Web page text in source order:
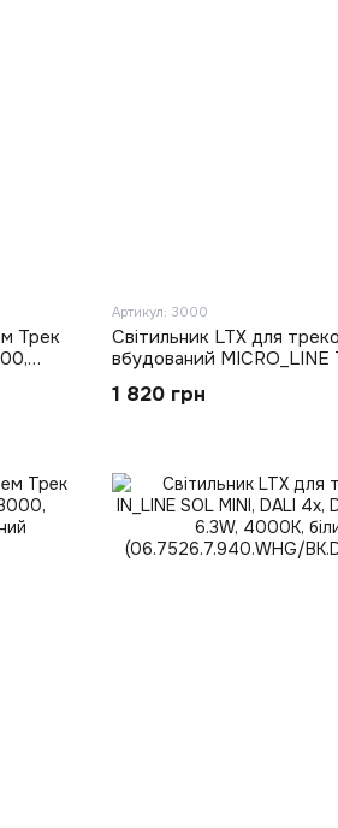
Трек
Артикул: 3000
Світильник LTX для
вбудований MICRO_LINE
(14.R100.BK)
1 820 грн